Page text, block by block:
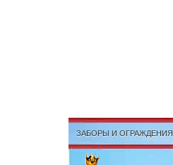
ЗАБОРЫ И ОГРАЖДЕНИЯ